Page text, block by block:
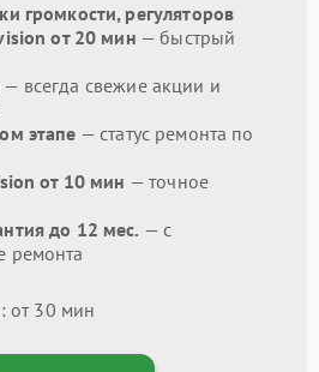
громкости, регуляторов
от 20 мин — быстрый
— всегда свежие акции и
этапе — статус ремонта по
от 10 мин — точное
до 12 мес. — с
ремонта
от 30 мин